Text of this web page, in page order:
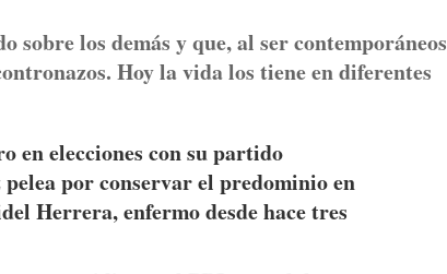
sobre los demás y que, al ser contemporáneos
Hoy la vida los tiene en diferentes
en elecciones con su partido
por conservar el predominio en
Herrera, enfermo desde hace tres